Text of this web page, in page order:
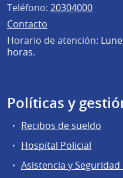
Teléfono: 20304000
Contacto
Horario de atención:
horas.
Políticas y
Recibos de sueldo
Hospital Policial
Asistencia y Seguridad